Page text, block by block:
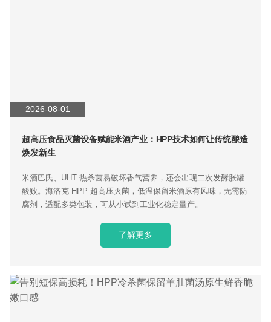
2026-08-01
超高压食品灭菌设备赋能米酒产业：HPP技术如何让传统酿造
焕发新生
米酒巴氏、UHT 热杀菌易破坏香气营养，还会出现二次发酵胀罐
酸败。海洛克 HPP 超高压灭菌，低温保留米酒原有风味，无需防
腐剂，适配多类包装，可从小试到工业化稳定量产。
了解更多